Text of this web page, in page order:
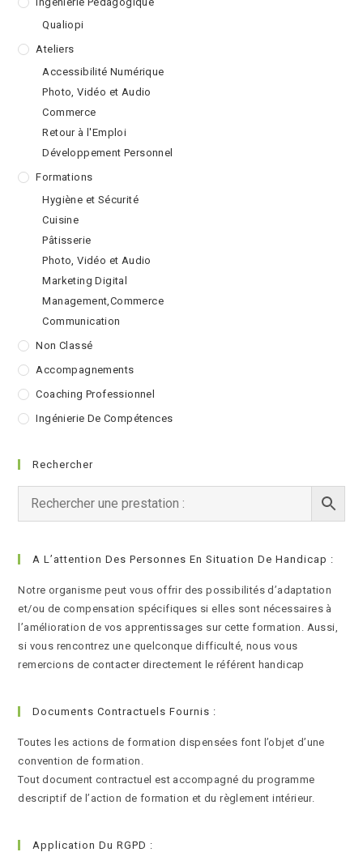
Qualiopi
Ateliers
Accessibilité Numérique
Photo, Vidéo et Audio
Commerce
Retour à l'Emploi
Développement Personnel
Formations
Hygiène et Sécurité
Cuisine
Pâtisserie
Photo, Vidéo et Audio
Marketing Digital
Management,Commerce
Communication
Non Classé
Accompagnements
Coaching Professionnel
Ingénierie De Compétences
Rechercher
A L’attention Des Personnes En Situation De Handicap :
Notre organisme peut vous offrir des possibilités d’adaptation
et/ou de compensation spécifiques si elles sont nécessaires à
l’amélioration de vos apprentissages sur cette formation. Aussi,
si vous rencontrez une quelconque difficulté, nous vous
remercions de contacter directement le référent handicap
Documents Contractuels Fournis :
Toutes les actions de formation dispensées font l’objet d’une
convention de formation.
Tout document contractuel est accompagné du programme
descriptif de l’action de formation et du règlement intérieur.
Application Du RGPD :